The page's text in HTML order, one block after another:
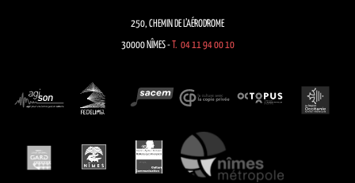
250, CHEMIN DE L’AÉRODROME
30000 NÎMES - T. 04 11 94 00 10